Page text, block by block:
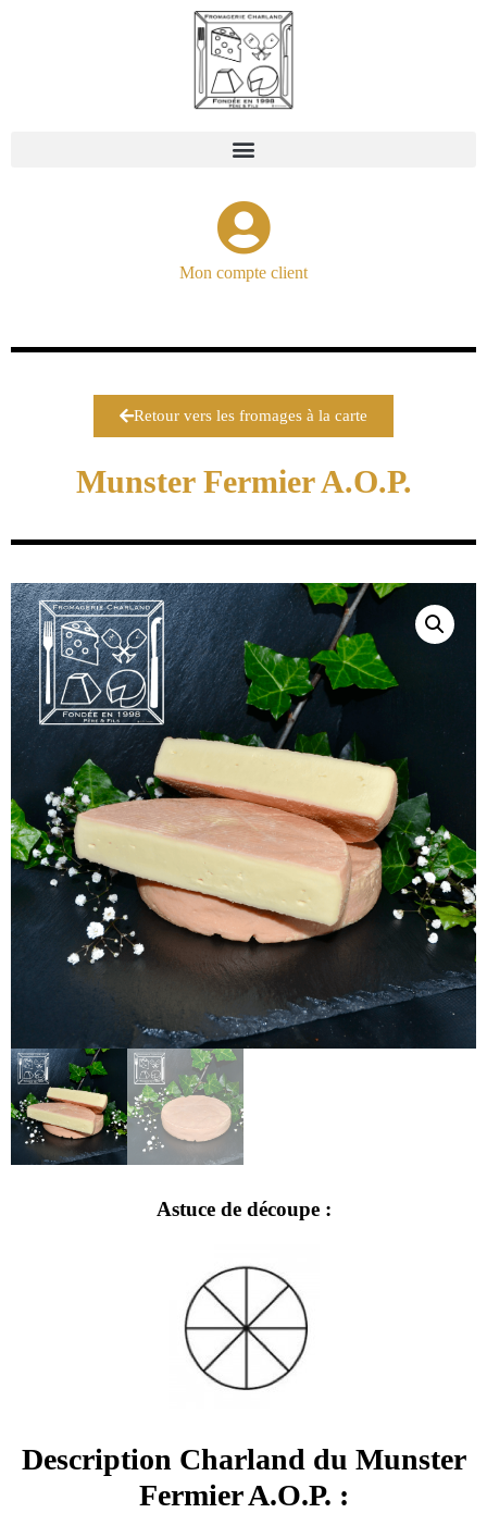
Mon compte client
Retour vers les fromages à la carte
Munster Fermier A.O.P.
Astuce de découpe :​
Description Charland du Munster
Fermier A.O.P. :